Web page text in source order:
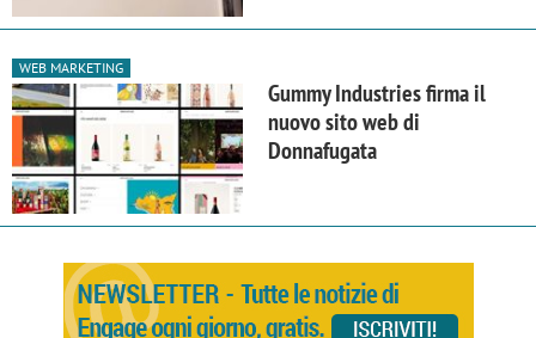
WEB MARKETING
Gummy Industries firma il
nuovo sito web di
Donnafugata